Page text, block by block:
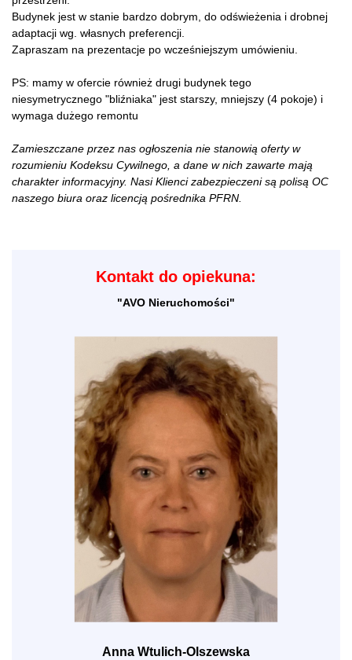
Budynek jest w stanie bardzo dobrym, do odświeżenia i drobnej
adaptacji wg. własnych preferencji.
Zapraszam na prezentacje po wcześniejszym umówieniu.
PS: mamy w ofercie również drugi budynek tego
niesymetrycznego "bliźniaka" jest starszy, mniejszy (4 pokoje) i
wymaga dużego remontu
Zamieszczane przez nas ogłoszenia nie stanowią oferty w
rozumieniu Kodeksu Cywilnego, a dane w nich zawarte mają
charakter informacyjny. Nasi Klienci zabezpieczeni są polisą OC
naszego biura oraz licencją pośrednika PFRN.
Kontakt do opiekuna:
"AVO Nieruchomości"
Anna Wtulich-Olszewska